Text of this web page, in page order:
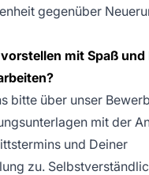
gegenüber
mit Spaß
bitte über unser
mit der
und Deiner
zu.